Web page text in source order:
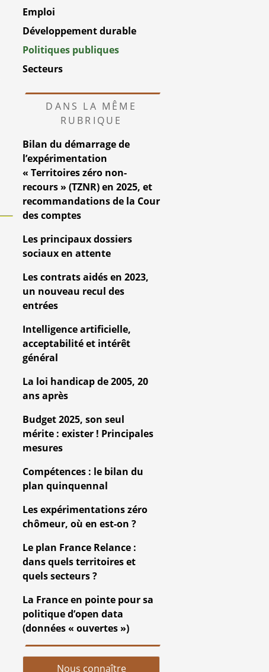
Emploi
Développement durable
Politiques publiques
Secteurs
DANS LA MÊME
RUBRIQUE
Bilan du démarrage de
l’expérimentation
« Territoires zéro non-
recours » (TZNR) en 2025, et
recommandations de la Cour
des comptes
Les principaux dossiers
sociaux en attente
Les contrats aidés en 2023,
un nouveau recul des
entrées
Intelligence artificielle,
acceptabilité et intérêt
général
La loi handicap de 2005, 20
ans après
Budget 2025, son seul
mérite : exister ! Principales
mesures
Compétences : le bilan du
plan quinquennal
Les expérimentations zéro
chômeur, où en est-on ?
Le plan France Relance :
dans quels territoires et
quels secteurs ?
La France en pointe pour sa
politique d’open data
(données « ouvertes »)
Nous connaître